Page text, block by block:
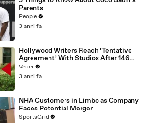
Parents
People
3 anni fa
Hollywood Writers Reach ‘Tentative
Agreement’ With Studios After 146
Day Strike
Veuer
3 anni fa
NHA Customers in Limbo as Company
Faces Potential Merger
SportsGrid